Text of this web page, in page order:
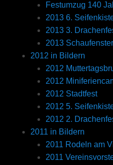
Festumzug 140
2013 6.
2013 3.
2013 Schaufenster
2012 in Bildern
2012
2012
2012 Stadtfest
2012 5.
2012 2.
2011 in Bildern
2011 Rodeln am
2011